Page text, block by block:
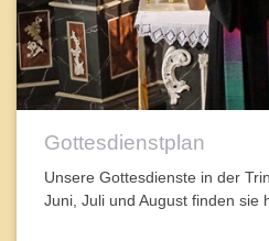
Gottesdienstplan
Unsere Gottesdienste in der
Juni, Juli und August finden sie